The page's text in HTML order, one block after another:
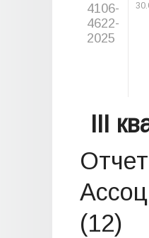
4106-
4622-
2025
III
(12)